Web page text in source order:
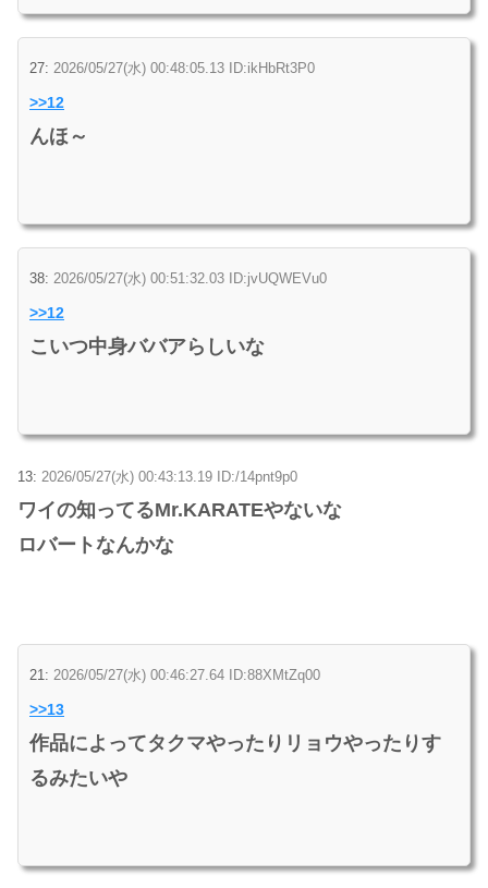
27: 2026/05/27(水) 00:48:05.13 ID:ikHbRt3P0
>>12
んほ～
38: 2026/05/27(水) 00:51:32.03 ID:jvUQWEVu0
>>12
こいつ中身ババアらしいな
13: 2026/05/27(水) 00:43:13.19 ID:/14pnt9p0
ワイの知ってるMr.KARATEやないな
ロバートなんかな
21: 2026/05/27(水) 00:46:27.64 ID:88XMtZq00
>>13
作品によってタクマやったりリョウやったりす
るみたいや